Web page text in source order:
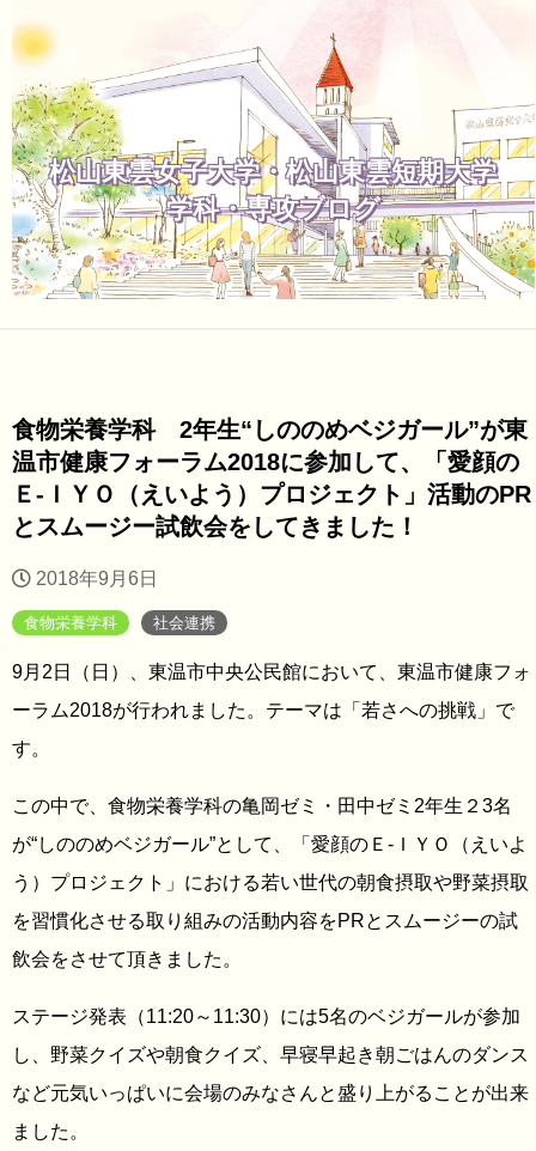
松山東雲女子大学・松山東雲短期大学
学科・専攻ブログ
食物栄養学科 2年生“しののめベジガール”が東
温市健康フォーラム2018に参加して、「愛顔の
Ｅ-ＩＹＯ（えいよう）プロジェクト」活動のPR
とスムージー試飲会をしてきました！
2018年9月6日
食物栄養学科 社会連携
9月2日（日）、東温市中央公民館において、東温市健康フォ
ーラム2018が行われました。テーマは「若さへの挑戦」で
す。
この中で、食物栄養学科の亀岡ゼミ・田中ゼミ2年生２3名
が“しののめベジガール”として、「愛顔のＥ-ＩＹＯ（えいよ
う）プロジェクト」における若い世代の朝食摂取や野菜摂取
を習慣化させる取り組みの活動内容をPRとスムージーの試
飲会をさせて頂きました。
ステージ発表（11:20～11:30）には5名のベジガールが参加
し、野菜クイズや朝食クイズ、早寝早起き朝ごはんのダンス
など元気いっぱいに会場のみなさんと盛り上がることが出来
ました。